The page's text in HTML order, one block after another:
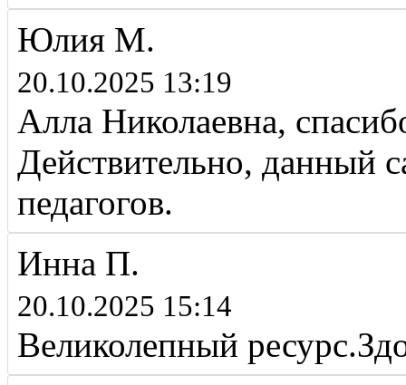
Юлия М.
20.10.2025 13:19
Алла Николаевна,
Действительно, данный
педагогов.
Инна П.
20.10.2025 15:14
Великолепный